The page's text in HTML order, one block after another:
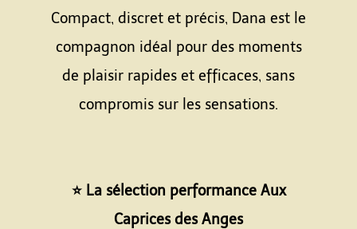
Compact, discret et précis, Dana est le
compagnon idéal pour des moments
de plaisir rapides et efficaces, sans
compromis sur les sensations.
⭐ La sélection performance Aux
Caprices des Anges